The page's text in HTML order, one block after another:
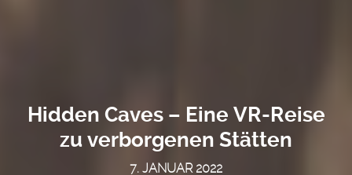
Hidden Caves – Eine VR-Reise
zu verborgenen Stätten
7. JANUAR 2022